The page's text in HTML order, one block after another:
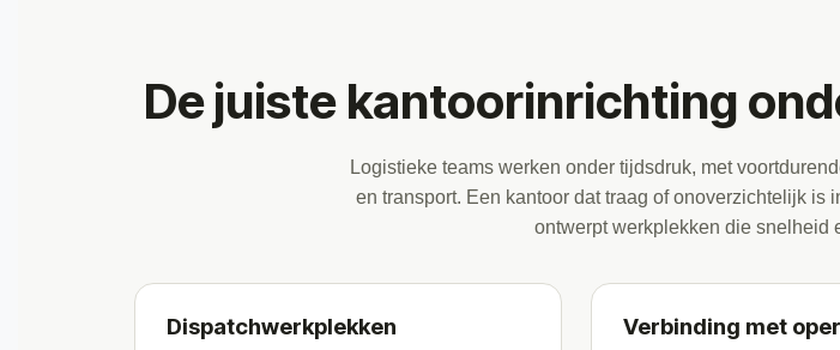
De juiste kantoorinrichting
Logistieke teams werken onder tijdsdruk, met
en transport. Een kantoor dat traag of onoverzichtelijk is
ontwerpt werkplekken die snelheid
Dispatchwerkplekken Verbinding met